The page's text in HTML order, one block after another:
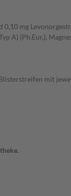
0,10 mg
A) (Ph.Eur.),
mit